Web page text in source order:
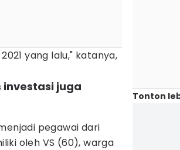
yang lalu," katanya,
investasi juga
pegawai dari
oleh VS (60), warga
Tonton